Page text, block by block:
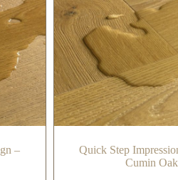
–
Quick Step
Cumin Oak